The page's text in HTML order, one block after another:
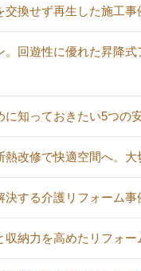
換せず再生した施工事
回遊性に優れた昇降
知っておきたい5つの
改修で快適空間へ。
する介護リフォーム事
納力を高めたリフォー